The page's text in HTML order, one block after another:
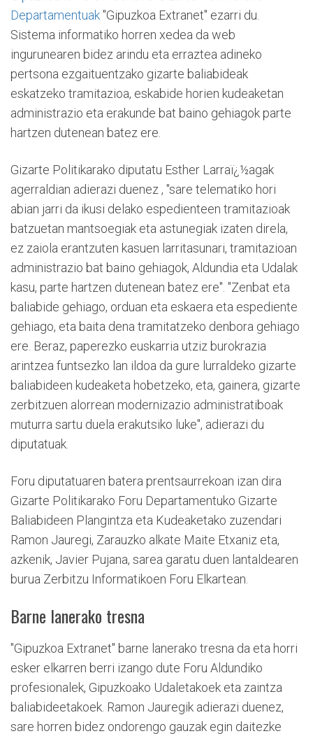
Departamentuak "Gipuzkoa Extranet" ezarri du.
Sistema informatiko horren xedea da web
ingurunearen bidez arindu eta erraztea adineko
pertsona ezgaituentzako gizarte baliabideak
eskatzeko tramitazioa, eskabide horien kudeaketan
administrazio eta erakunde bat baino gehiagok parte
hartzen dutenean batez ere.
Gizarte Politikarako diputatu Esther Larraï¿½agak
agerraldian adierazi duenez , "sare telematiko hori
abian jarri da ikusi delako espedienteen tramitazioak
batzuetan mantsoegiak eta astunegiak izaten direla,
ez zaiola erantzuten kasuen larritasunari, tramitazioan
administrazio bat baino gehiagok, Aldundia eta Udalak
kasu, parte hartzen dutenean batez ere". "Zenbat eta
baliabide gehiago, orduan eta eskaera eta espediente
gehiago, eta baita dena tramitatzeko denbora gehiago
ere. Beraz, paperezko euskarria utziz burokrazia
arintzea funtsezko lan ildoa da gure lurraldeko gizarte
baliabideen kudeaketa hobetzeko, eta, gainera, gizarte
zerbitzuen alorrean modernizazio administratiboak
muturra sartu duela erakutsiko luke", adierazi du
diputatuak.
Foru diputatuaren batera prentsaurrekoan izan dira
Gizarte Politikarako Foru Departamentuko Gizarte
Baliabideen Plangintza eta Kudeaketako zuzendari
Ramon Jauregi, Zarauzko alkate Maite Etxaniz eta,
azkenik, Javier Pujana, sarea garatu duen lantaldearen
burua Zerbitzu Informatikoen Foru Elkartean.
Barne lanerako tresna
"Gipuzkoa Extranet" barne lanerako tresna da eta horri
esker elkarren berri izango dute Foru Aldundiko
profesionalek, Gipuzkoako Udaletakoek eta zaintza
baliabideetakoek. Ramon Jauregik adierazi duenez,
sare horren bidez ondorengo gauzak egin daitezke